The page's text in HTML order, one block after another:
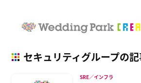
セキュリティグループの
SRE／インフラ